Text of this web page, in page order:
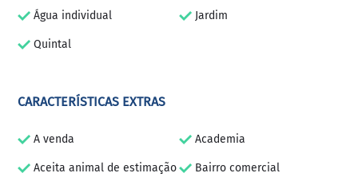
Água individual Jardim
Quintal
CARACTERÍSTICAS EXTRAS
A venda Academia
Aceita animal de estimação Bairro comercial